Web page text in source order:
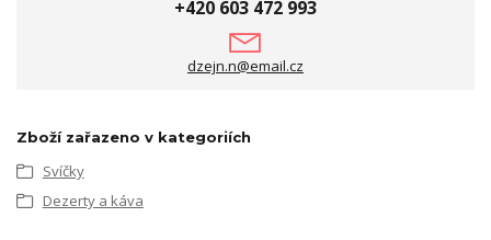
+420 603 472 993
dzejn.n@email.cz
Zboží zařazeno v kategoriích
Svíčky
Dezerty a káva